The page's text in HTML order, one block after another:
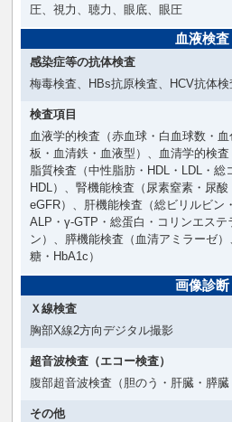
圧、視力、聴力、眼底、眼圧
血液検査
感染症等の抗体検査
梅毒検査、HBs抗原検査、HCV抗体検
検査項目
血液学的検査（赤血球・白血球数・
板・血清鉄・血液型）、血清学的検査
脂質検査（中性脂肪・HDL・LDL・総
HDL）、腎機能検査（尿素窒素・尿酸
eGFR）、肝機能検査（総ビリルビン
ALP・γ-GTP・総蛋白・コリンエステ
ン）、膵機能検査（血清アミラーゼ
糖・HbA1c）
画像診断
Ｘ線検査
胸部X線2方向デジタル撮影
超音波検査（エコー検査）
腹部超音波検査（胆のう・肝臓・膵臓
その他